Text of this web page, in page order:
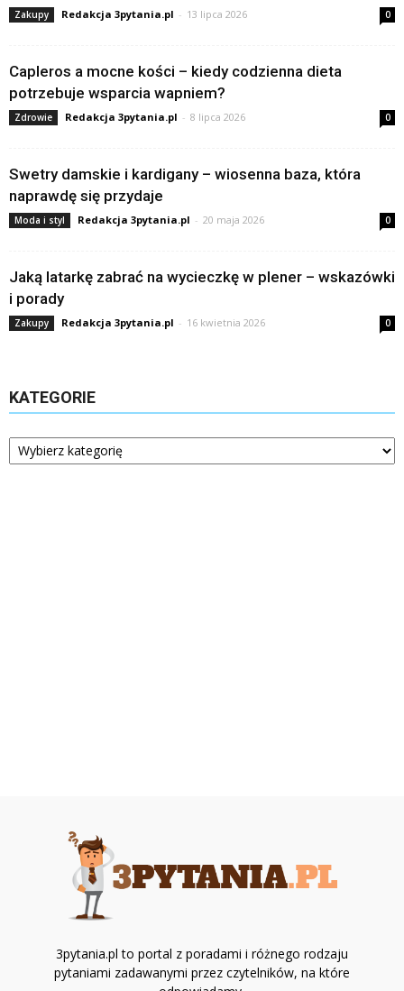
Zakupy Redakcja 3pytania.pl - 13 lipca 2026 0
Capleros a mocne kości – kiedy codzienna dieta
potrzebuje wsparcia wapniem?
Zdrowie Redakcja 3pytania.pl - 8 lipca 2026 0
Swetry damskie i kardigany – wiosenna baza, która
naprawdę się przydaje
Moda i styl Redakcja 3pytania.pl - 20 maja 2026 0
Jaką latarkę zabrać na wycieczkę w plener – wskazówki
i porady
Zakupy Redakcja 3pytania.pl - 16 kwietnia 2026 0
KATEGORIE
Kategorie
3pytania.pl to portal z poradami i różnego rodzaju
pytaniami zadawanymi przez czytelników, na które